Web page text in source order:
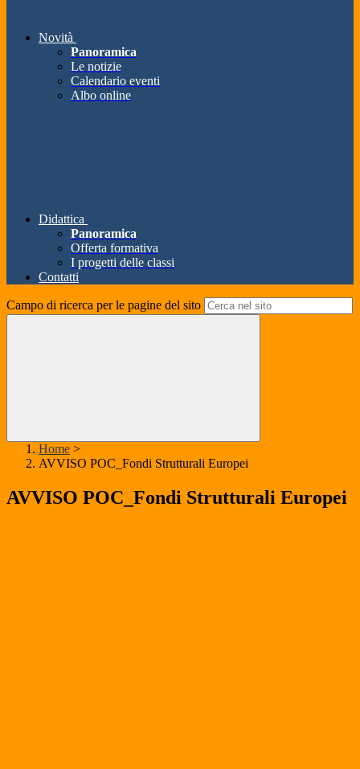
Novità
Panoramica
Le notizie
Calendario eventi
Albo online
Didattica
Panoramica
Offerta formativa
I progetti delle classi
Contatti
Campo di ricerca per le pagine del sito
Home >
AVVISO POC_Fondi Strutturali Europei
AVVISO POC_Fondi Strutturali Europei